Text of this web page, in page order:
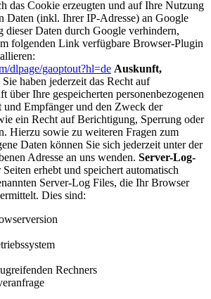
das Cookie erzeugten und auf Ihre Nutzung
Daten (inkl. Ihrer IP-Adresse) an Google
dieser Daten durch Google verhindern,
folgenden Link verfügbare Browser-Plugin
dlpage/gaoptout?hl=de Auskunft,
Sie haben jederzeit das Recht auf
über Ihre gespeicherten personenbezogenen
Empfänger und den Zweck der
ein Recht auf Berichtigung, Sperrung oder
Hierzu sowie zu weiteren Fragen zum
Daten können Sie sich jederzeit unter der
Adresse an uns wenden. Server-Log-
erhebt und speichert automatisch
Server-Log Files, die Ihr Browser
Dies sind:
Rechners